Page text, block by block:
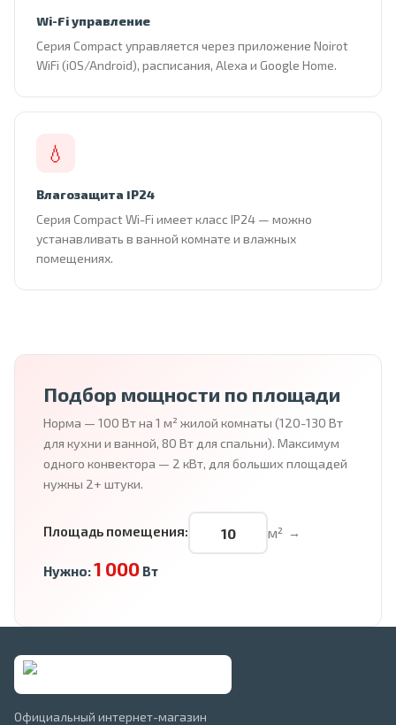
Wi-Fi управление
Серия Compact управляется через приложение Noirot
WiFi (iOS/Android), расписания, Alexa и Google Home.
💧
Влагозащита IP24
Серия Compact Wi-Fi имеет класс IP24 — можно
устанавливать в ванной комнате и влажных
помещениях.
Подбор мощности по площади
Норма — 100 Вт на 1 м² жилой комнаты (120-130 Вт
для кухни и ванной, 80 Вт для спальни). Максимум
одного конвектора — 2 кВт, для больших площадей
нужны 2+ штуки.
Площадь помещения: м² →
Нужно:1 000Вт
Официальный интернет-магазин